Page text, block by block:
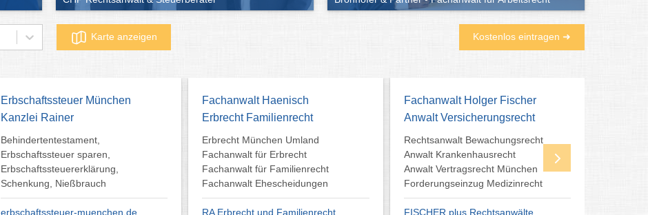
Karte anzeigen Kostenlos eintragen ➜
Erbschaftssteuer München
Kanzlei Rainer
Behindertentestament,
Erbschaftssteuer sparen,
Erbschaftssteuererklärung,
Schenkung, Nießbrauch
erbschaftssteuer-muenchen.de
Fachanwalt Haenisch
Erbrecht Familienrecht
Erbrecht München Umland
Fachanwalt für Erbrecht
Fachanwalt für Familienrecht
Fachanwalt Ehescheidungen
RA Erbrecht und Familienrecht
Fachanwalt Holger Fischer
Anwalt Versicherungsrecht
Rechtsanwalt Bewachungsrecht
Anwalt Krankenhausrecht
Anwalt Vertragsrecht München
Forderungseinzug Medizinrecht
FISCHER plus Rechtsanwälte